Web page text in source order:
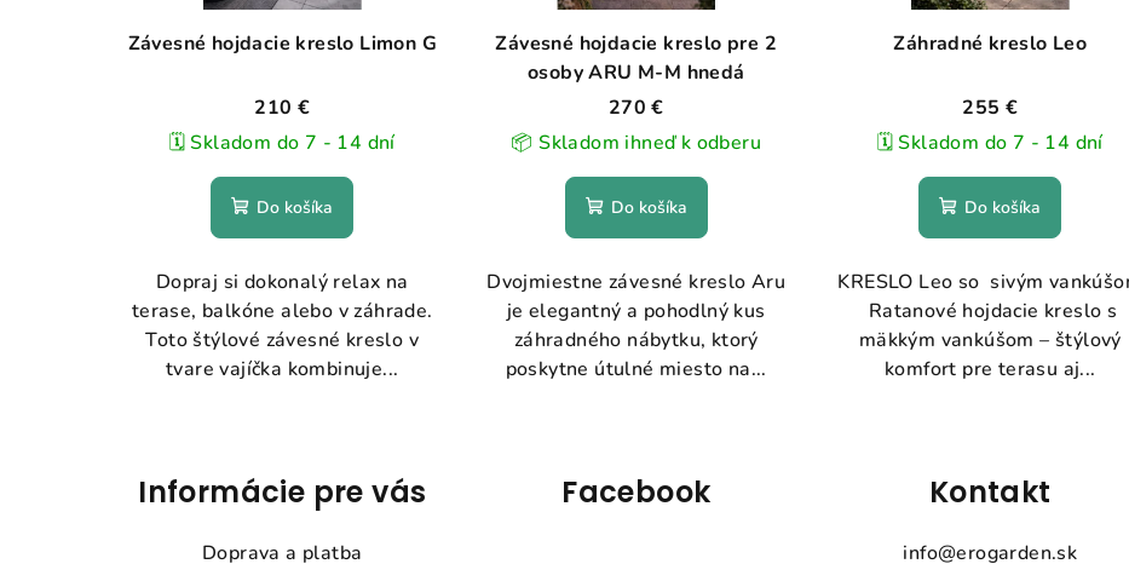
Závesné hojdacie kreslo Limon G
210 €
🗓️ Skladom do 7 - 14 dní
Do košíka
Dopraj si dokonalý relax na
terase, balkóne alebo v záhrade.
Toto štýlové závesné kreslo v
tvare vajíčka kombinuje...
Závesné hojdacie kreslo pre 2
osoby ARU M-M hnedá
270 €
📦 Skladom ihneď k odberu
Do košíka
Dvojmiestne závesné kreslo Aru
je elegantný a pohodlný kus
záhradného nábytku, ktorý
poskytne útulné miesto na...
Záhradné kreslo Leo
255 €
🗓️ Skladom do 7 - 14 dní
Do košíka
KRESLO Leo so sivým
Ratanové hojdacie kreslo s
mäkkým vankúšom – štýlový
komfort pre terasu aj...
Informácie pre vás
Doprava a platba
Facebook Kontakt
info@erogarden.sk